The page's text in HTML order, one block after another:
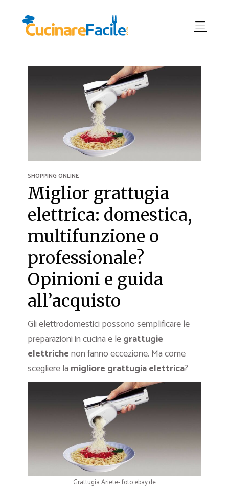
SHOPPING ONLINE
Miglior grattugia
elettrica: domestica,
multifunzione o
professionale?
Opinioni e guida
all’acquisto
Gli elettrodomestici possono semplificare le
preparazioni in cucina e legrattugie
elettrichenon fanno eccezione. Ma come
scegliere la migliore grattugia elettrica?
Grattugia Ariete- foto ebay.de